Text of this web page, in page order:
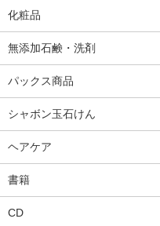
化粧品
無添加石鹸・洗剤
パックス商品
シャボン玉石けん
ヘアケア
書籍
CD